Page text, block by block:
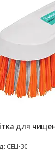
для
CELI-30